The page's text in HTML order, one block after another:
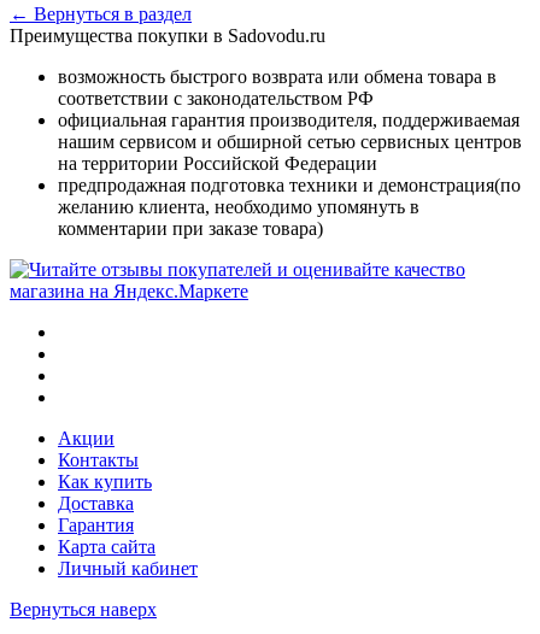
← Вернуться в раздел
Преимущества покупки в Sadovodu.ru
возможность быстрого возврата или обмена товара в
соответствии с законодательством РФ
официальная гарантия производителя, поддерживаемая
нашим сервисом и обширной сетью сервисных центров
на территории Российской Федерации
предпродажная подготовка техники и демонстрация(по
желанию клиента, необходимо упомянуть в
комментарии при заказе товара)
Акции
Контакты
Как купить
Доставка
Гарантия
Карта сайта
Личный кабинет
Вернуться наверх